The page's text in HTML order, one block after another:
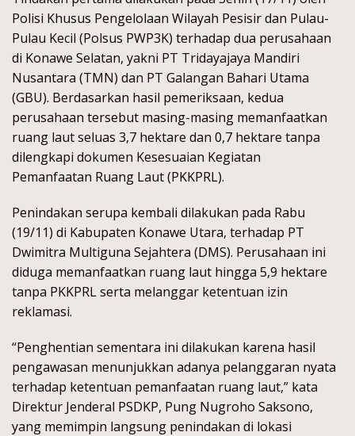
Polisi Khusus Pengelolaan Wilayah Pesisir dan Pulau-
Pulau Kecil (Polsus PWP3K) terhadap dua perusahaan
di Konawe Selatan, yakni PT Tridayajaya Mandiri
Nusantara (TMN) dan PT Galangan Bahari Utama
(GBU). Berdasarkan hasil pemeriksaan, kedua
perusahaan tersebut masing-masing memanfaatkan
ruang laut seluas 3,7 hektare dan 0,7 hektare tanpa
dilengkapi dokumen Kesesuaian Kegiatan
Pemanfaatan Ruang Laut (PKKPRL).
Penindakan serupa kembali dilakukan pada Rabu
(19/11) di Kabupaten Konawe Utara, terhadap PT
Dwimitra Multiguna Sejahtera (DMS). Perusahaan ini
diduga memanfaatkan ruang laut hingga 5,9 hektare
tanpa PKKPRL serta melanggar ketentuan izin
reklamasi.
“Penghentian sementara ini dilakukan karena hasil
pengawasan menunjukkan adanya pelanggaran nyata
terhadap ketentuan pemanfaatan ruang laut,” kata
Direktur Jenderal PSDKP, Pung Nugroho Saksono,
yang memimpin langsung penindakan di lokasi